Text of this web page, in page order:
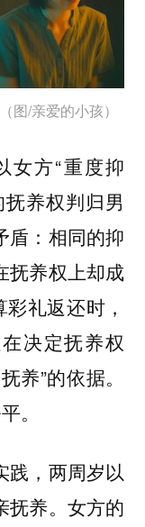
图/亲爱的小孩）
女方“重度抑
养权判归男
盾：相同的抑
抚养权上却成
礼返还时，
决定抚养权
养”的依据。
。
践，两周岁以
抚养。女方的